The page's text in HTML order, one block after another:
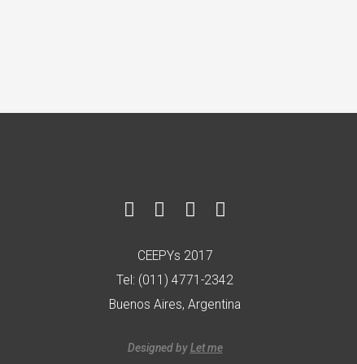
CEEPYs 2017
Tel: (011) 4771-2342
Buenos Aires, Argentina
Designed byLet me